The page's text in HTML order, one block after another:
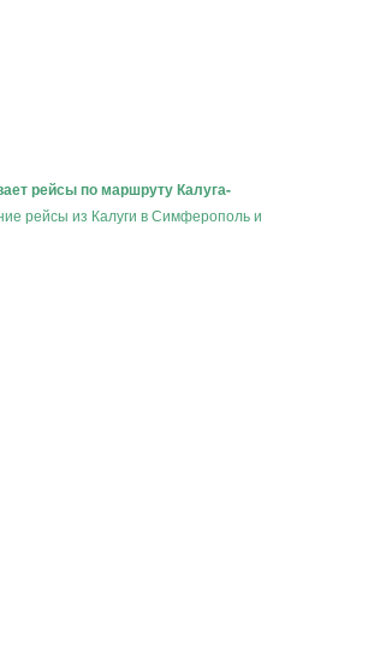
рейсы по маршруту Калуга-
рейсы из Калуги в Симферополь и